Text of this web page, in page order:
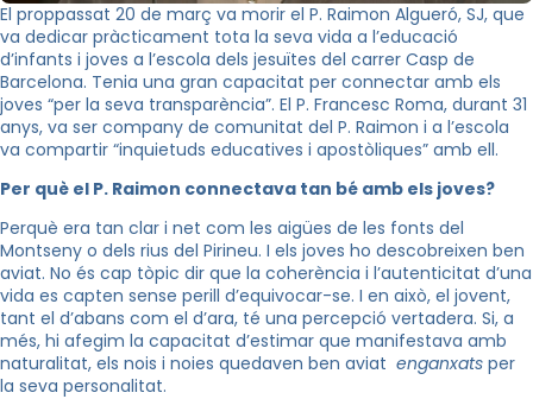
El proppassat 20 de març va morir el P. Raimon Algueró, SJ, que
va dedicar pràcticament tota la seva vida a l’educació
d’infants i joves a l’escola dels jesuïtes del carrer Casp de
Barcelona. Tenia una gran capacitat per connectar amb els
joves “per la seva transparència”. El P. Francesc Roma, durant 31
anys, va ser company de comunitat del P. Raimon i a l’escola
va compartir “inquietuds educatives i apostòliques” amb ell.
Per què el P. Raimon connectava tan bé amb els joves?
Perquè era tan clar i net com les aigües de les fonts del
Montseny o dels rius del Pirineu. I els joves ho descobreixen ben
aviat. No és cap tòpic dir que la coherència i l’autenticitat d’una
vida es capten sense perill d’equivocar-se. I en això, el jovent,
tant el d’abans com el d’ara, té una percepció vertadera. Si, a
més, hi afegim la capacitat d’estimar que manifestava amb
naturalitat, els nois i noies quedaven ben aviat enganxats per
la seva personalitat.